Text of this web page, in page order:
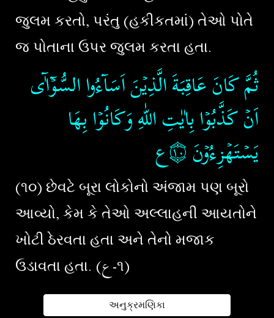
જુલમ કરતો, પરંતુ (હકીકતમાં) તેઓ પોતે
જ પોતાના ઉપર જુલમ કરતા હતા.
ثُمَّ كَانَ عَاقِبَةَ الَّذِيۡنَ اَسَآءُوا السُّوۡٓآٰى
اَنۡ كَذَّبُوۡا بِاٰيٰتِ اللّٰهِ وَكَانُوۡا بِهَا
يَسۡتَهۡزِءُوۡنَ‏۝١٠ع
(૧૦) છેવટે બૂરા લોકોનો અંજામ પણ બૂરો
આવ્યો, કેમ કે તેઓ અલ્લાહની આયતોને
ખોટી ઠેરવતા હતા અને તેનો મજાક
ઉડાવતા હતા. (ع-૧)
અનુક્રમણિકા